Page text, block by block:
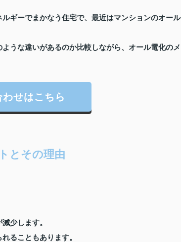
ギーでまかなう住宅で、最近はマンションのオール
うな違いがあるのか比較しながら、オール電化のメ
せはこちら
とその理由
少します。
ることもあります。